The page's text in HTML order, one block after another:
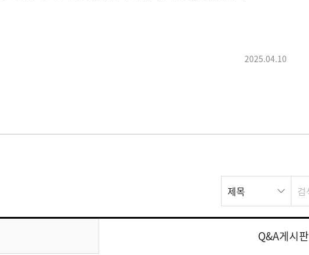
2025.04.10
스
트
제목
Q&A게시판